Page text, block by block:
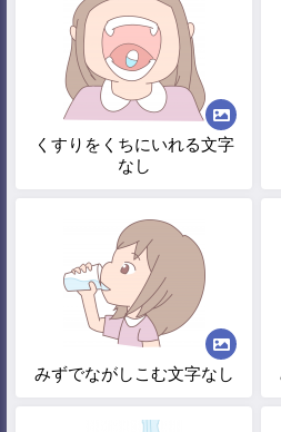
くすりをくちにいれる文字
なし
みずでながしこむ文字なし